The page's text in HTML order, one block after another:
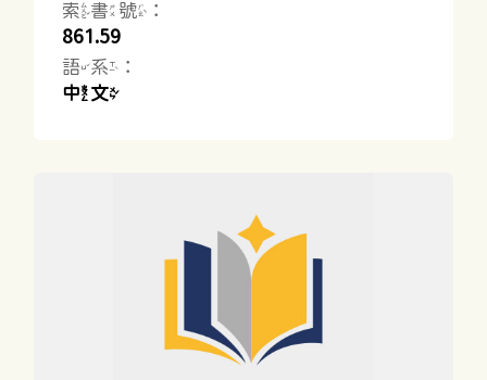
索書號：
861.59
語系：
中文